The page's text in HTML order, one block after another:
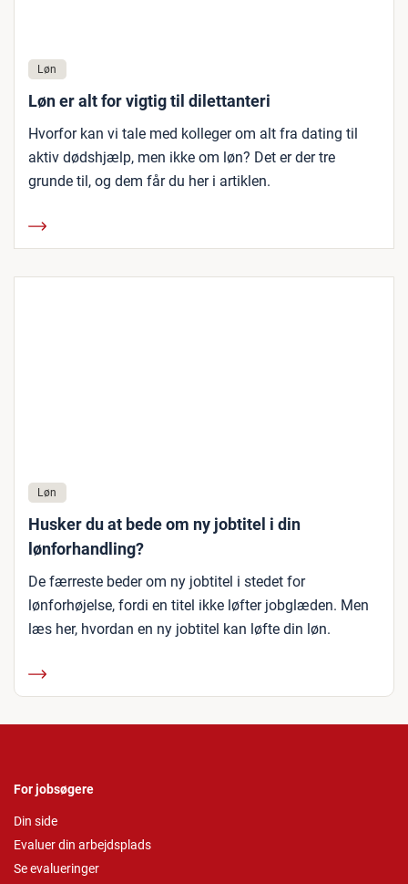
Løn
Løn er alt for vigtig til dilettanteri
Hvorfor kan vi tale med kolleger om alt fra dating til
aktiv dødshjælp, men ikke om løn? Det er der tre
grunde til, og dem får du her i artiklen.
Løn
Husker du at bede om ny jobtitel i din
lønforhandling?
De færreste beder om ny jobtitel i stedet for
lønforhøjelse, fordi en titel ikke løfter jobglæden. Men
læs her, hvordan en ny jobtitel kan løfte din løn.
For jobsøgere
Din side
Evaluer din arbejdsplads
Se evalueringer